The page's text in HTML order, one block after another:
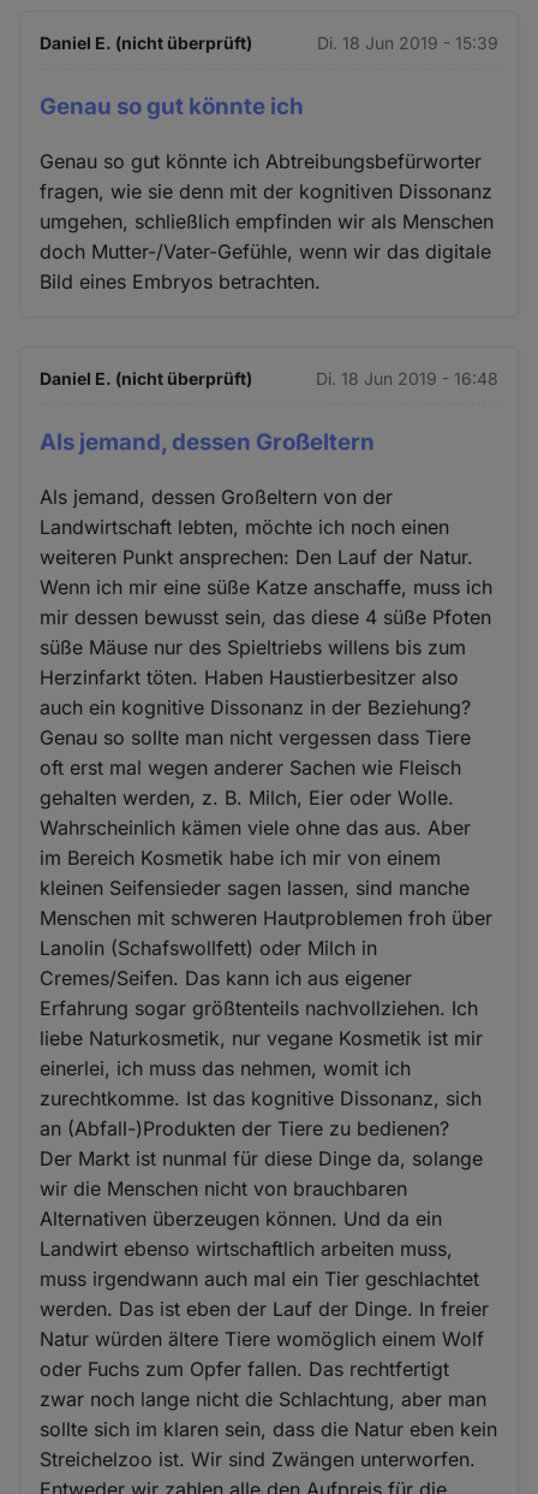
Daniel E. (nicht überprüft) Di. 18 Jun 2019 - 15:39
Genau so gut könnte ich
Genau so gut könnte ich Abtreibungsbefürworter
fragen, wie sie denn mit der kognitiven Dissonanz
umgehen, schließlich empfinden wir als Menschen
doch Mutter-/Vater-Gefühle, wenn wir das digitale
Bild eines Embryos betrachten.
Daniel E. (nicht überprüft) Di. 18 Jun 2019 - 16:48
Als jemand, dessen Großeltern
Als jemand, dessen Großeltern von der
Landwirtschaft lebten, möchte ich noch einen
weiteren Punkt ansprechen: Den Lauf der Natur.
Wenn ich mir eine süße Katze anschaffe, muss ich
mir dessen bewusst sein, das diese 4 süße Pfoten
süße Mäuse nur des Spieltriebs willens bis zum
Herzinfarkt töten. Haben Haustierbesitzer also
auch ein kognitive Dissonanz in der Beziehung?
Genau so sollte man nicht vergessen dass Tiere
oft erst mal wegen anderer Sachen wie Fleisch
gehalten werden, z. B. Milch, Eier oder Wolle.
Wahrscheinlich kämen viele ohne das aus. Aber
im Bereich Kosmetik habe ich mir von einem
kleinen Seifensieder sagen lassen, sind manche
Menschen mit schweren Hautproblemen froh über
Lanolin (Schafswollfett) oder Milch in
Cremes/Seifen. Das kann ich aus eigener
Erfahrung sogar größtenteils nachvollziehen. Ich
liebe Naturkosmetik, nur vegane Kosmetik ist mir
einerlei, ich muss das nehmen, womit ich
zurechtkomme. Ist das kognitive Dissonanz, sich
an (Abfall-)Produkten der Tiere zu bedienen?
Der Markt ist nunmal für diese Dinge da, solange
wir die Menschen nicht von brauchbaren
Alternativen überzeugen können. Und da ein
Landwirt ebenso wirtschaftlich arbeiten muss,
muss irgendwann auch mal ein Tier geschlachtet
werden. Das ist eben der Lauf der Dinge. In freier
Natur würden ältere Tiere womöglich einem Wolf
oder Fuchs zum Opfer fallen. Das rechtfertigt
zwar noch lange nicht die Schlachtung, aber man
sollte sich im klaren sein, dass die Natur eben kein
Streichelzoo ist. Wir sind Zwängen unterworfen.
Entweder wir zahlen alle den Aufpreis für die